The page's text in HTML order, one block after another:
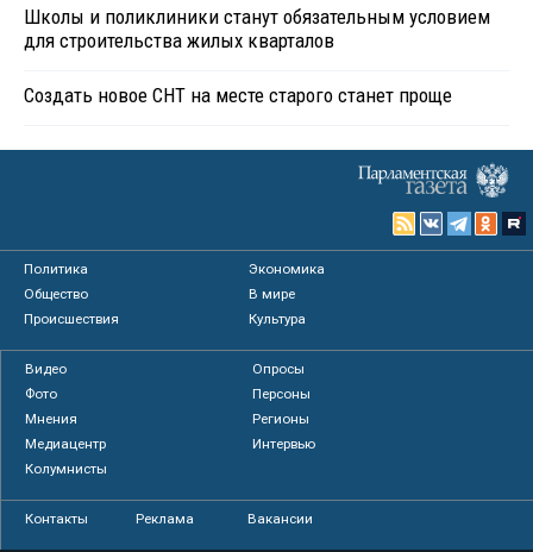
Школы и поликлиники станут обязательным условием
для строительства жилых кварталов
Создать новое СНТ на месте старого станет проще
Политика
Экономика
Общество
В мире
Происшествия
Культура
Видео
Опросы
Фото
Персоны
Мнения
Регионы
Медиацентр
Интервью
Колумнисты
Контакты Реклама Вакансии